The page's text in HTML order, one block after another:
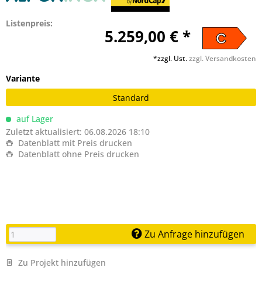
Listenpreis:
5.259,00 € * C
*zzgl. Ust.zzgl. Versandkosten
Variante
Standard
auf Lager
Zuletzt aktualisiert: 06.08.2026 18:10
Datenblatt mit Preis drucken
Datenblatt ohne Preis drucken
Zu Anfrage hinzufügen
Zu Projekt hinzufügen